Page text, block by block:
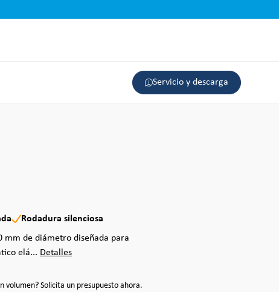
Servicio y descarga
Rodadura silenciosa
mm de diámetro diseñada para
elá... Detalles
volumen? Solicita un presupuesto ahora.